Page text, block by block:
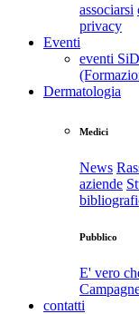
associarsi
privacy
Eventi
eventi
Dermatologia
Medici
News
aziende
Pubblico
E' vero
contatti